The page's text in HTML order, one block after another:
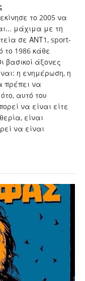
το 2005 να
μάχιμα με τη
σε ΑΝΤ1, sport-
το 1986 κάθε
βασικοί άξονες
η ενημέρωση, η
πρέπει να
αυτό του
να είναι είτε
είναι
να είναι